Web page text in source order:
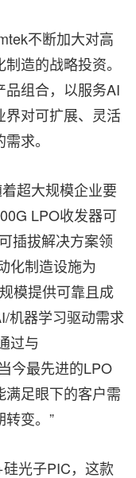
不断加大对高
造的战略投资。
组合，以服务AI
界对可扩展、灵活
求。
超大规模企业要
LPO收发器可
插拔解决方案领
化制造设施为
模提供可靠且成
机器学习驱动需求
过与
今最先进的LPO
足眼下的客户需
变。”
光子PIC，这款